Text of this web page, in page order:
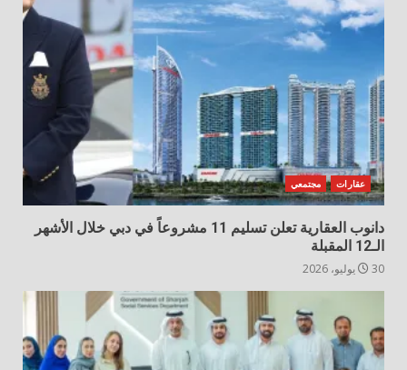
عقارات مجتمعي
دانوب العقارية تعلن تسليم 11 مشروعاً في دبي خلال الأشهر
الـ12 المقبلة
30 يوليو، 2026